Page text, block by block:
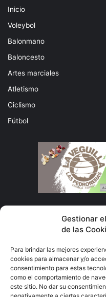
Gestionar
de las
Para brindar las mejores
cookies para almacenar y/o
consentimiento para estas
como el comportamiento de
este sitio. No dar su
Inicio
Voleybol
Balonmano
Baloncesto
Artes marciales
Atletismo
Ciclismo
Fútbol
tu
correo
electrónico